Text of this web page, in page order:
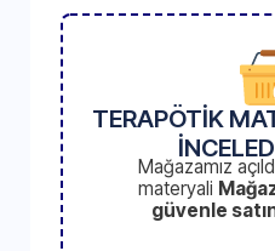
TERAPÖTİK
Mağazamız
materyali
güvenle